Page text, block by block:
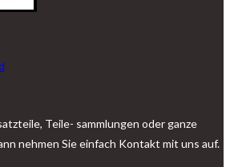
Teile- sammlungen oder ganze
nehmen Sie einfach Kontakt mit uns auf.